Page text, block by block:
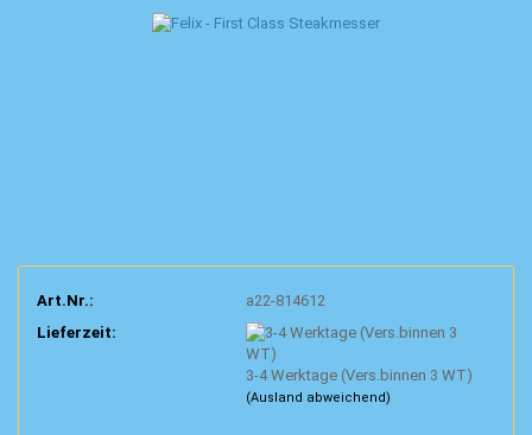
Art.Nr.:
a22-814612
Lieferzeit:
3-4 Werktage (Vers.binnen 3 WT)
(Ausland abweichend)